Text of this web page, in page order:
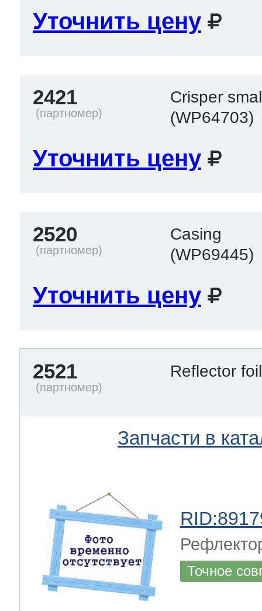
Уточнить цену
2421
Crisper
(WP64703)
Уточнить цену
2520
Casing
(WP69445)
Уточнить цену
2521 Reflector
Запчасти в
Точное